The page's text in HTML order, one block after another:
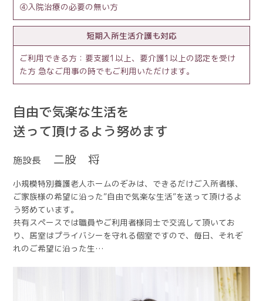
入院治療の必要の無い方
短期入所生活介護も対応
ご利用できる方：要支援1以上、要介護1以上の認定を受け
た方 急なご用事の時でもご利用いただけます。
自由で気楽な生活を
送って頂けるよう努めます
施設長 二股 将
小規模特別養護老人ホームのぞみは、できるだけご入所者様、
ご家族様の希望に沿った”自由で気楽な生活”を送って頂けるよ
う努めています。
共有スペースでは職員やご利用者様同士で交流して頂いてお
り、居室はプライバシーを守れる個室ですので、毎日、それぞ
れのご希望に沿った生…